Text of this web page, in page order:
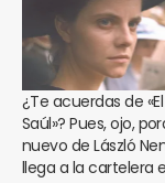
¿Te acuerdas de
Saúl»? Pues, ojo,
nuevo de László
llega a la cartelera